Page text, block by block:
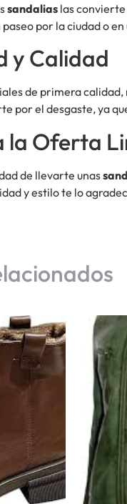
sandalias las
por la ciudad o
y Calidad
de primera
por el desgaste, ya
la Oferta
de llevarte unas
y estilo te lo